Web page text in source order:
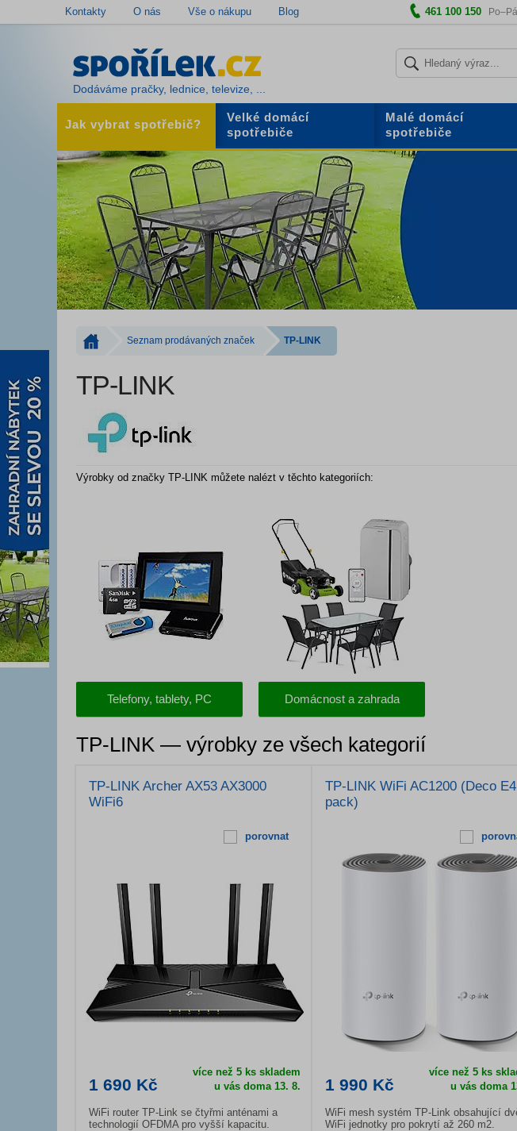
Kontakty O nás Vše o nákupu Blog 461 100 150
Dodáváme pračky, lednice, televize, ...
Jak vybrat spotřebič?
Velké domácí
spotřebiče
Malé domácí
spotřebiče
Seznam prodávaných značek TP-LINK
TP-LINK
Výrobky od značky TP-LINK můžete nalézt v těchto kategoriích:
Telefony, tablety, PC Domácnost a zahrada
TP-LINK — výrobky ze všech kategorií
TP-LINK Archer AX53 AX3000
WiFi6
porovnat
1 690 Kč
více než 5 ks skladem
u vás doma 13. 8.
WiFi router TP-Link se čtyřmi anténami a
technologií OFDMA pro vyšší kapacitu.
TP-LINK WiFi AC1200 (Deco
pack)
1 990 Kč
více než 5 ks
u vás doma
WiFi mesh systém TP-Link obsahující
WiFi jednotky pro pokrytí až 260 m2.